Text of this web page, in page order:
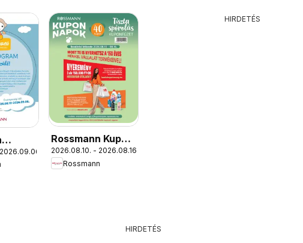
Rossmann Kupon
Napok
2026.08.10. - 2026.08.16.
Rossmann
HIRDETÉS
HIRDETÉS